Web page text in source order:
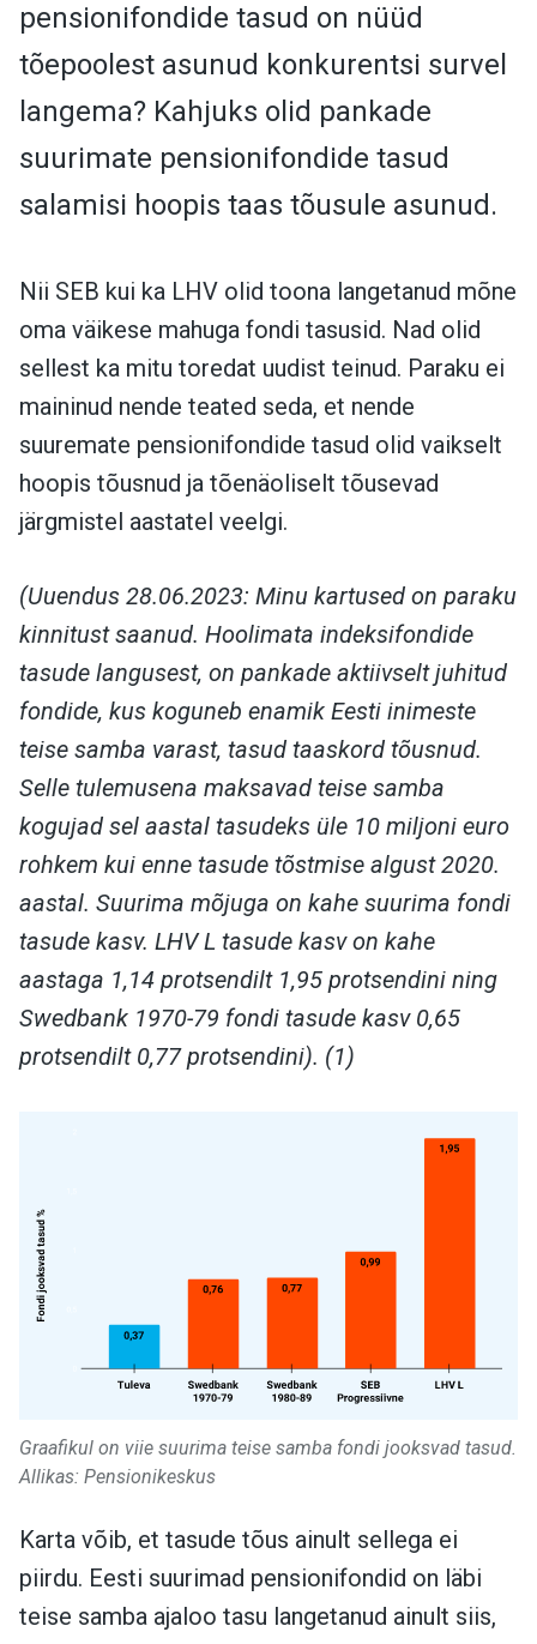
pensionifondide tasud on nüüd
tõepoolest asunud konkurentsi survel
langema? Kahjuks olid pankade
suurimate pensionifondide tasud
salamisi hoopis taas tõusule asunud.
Nii SEB kui ka LHV olid toona langetanud mõne
oma väikese mahuga fondi tasusid. Nad olid
sellest ka mitu toredat uudist teinud. Paraku ei
maininud nende teated seda, et nende
suuremate pensionifondide tasud olid vaikselt
hoopis tõusnud ja tõenäoliselt tõusevad
järgmistel aastatel veelgi.
(Uuendus 28.06.2023: Minu kartused on paraku
kinnitust saanud. Hoolimata indeksifondide
tasude langusest, on pankade aktiivselt juhitud
fondide, kus koguneb enamik Eesti inimeste
teise samba varast, tasud taaskord tõusnud.
Selle tulemusena maksavad teise samba
kogujad sel aastal tasudeks üle 10 miljoni euro
rohkem kui enne tasude tõstmise algust 2020.
aastal. Suurima mõjuga on kahe suurima fondi
tasude kasv. LHV L tasude kasv on kahe
aastaga 1,14 protsendilt 1,95 protsendini ning
Swedbank 1970-79 fondi tasude kasv 0,65
protsendilt 0,77 protsendini). (1)
Graafikul on viie suurima teise samba fondi jooksvad tasud.
Allikas: Pensionikeskus
Karta võib, et tasude tõus ainult sellega ei
piirdu. Eesti suurimad pensionifondid on läbi
teise samba ajaloo tasu langetanud ainult siis,